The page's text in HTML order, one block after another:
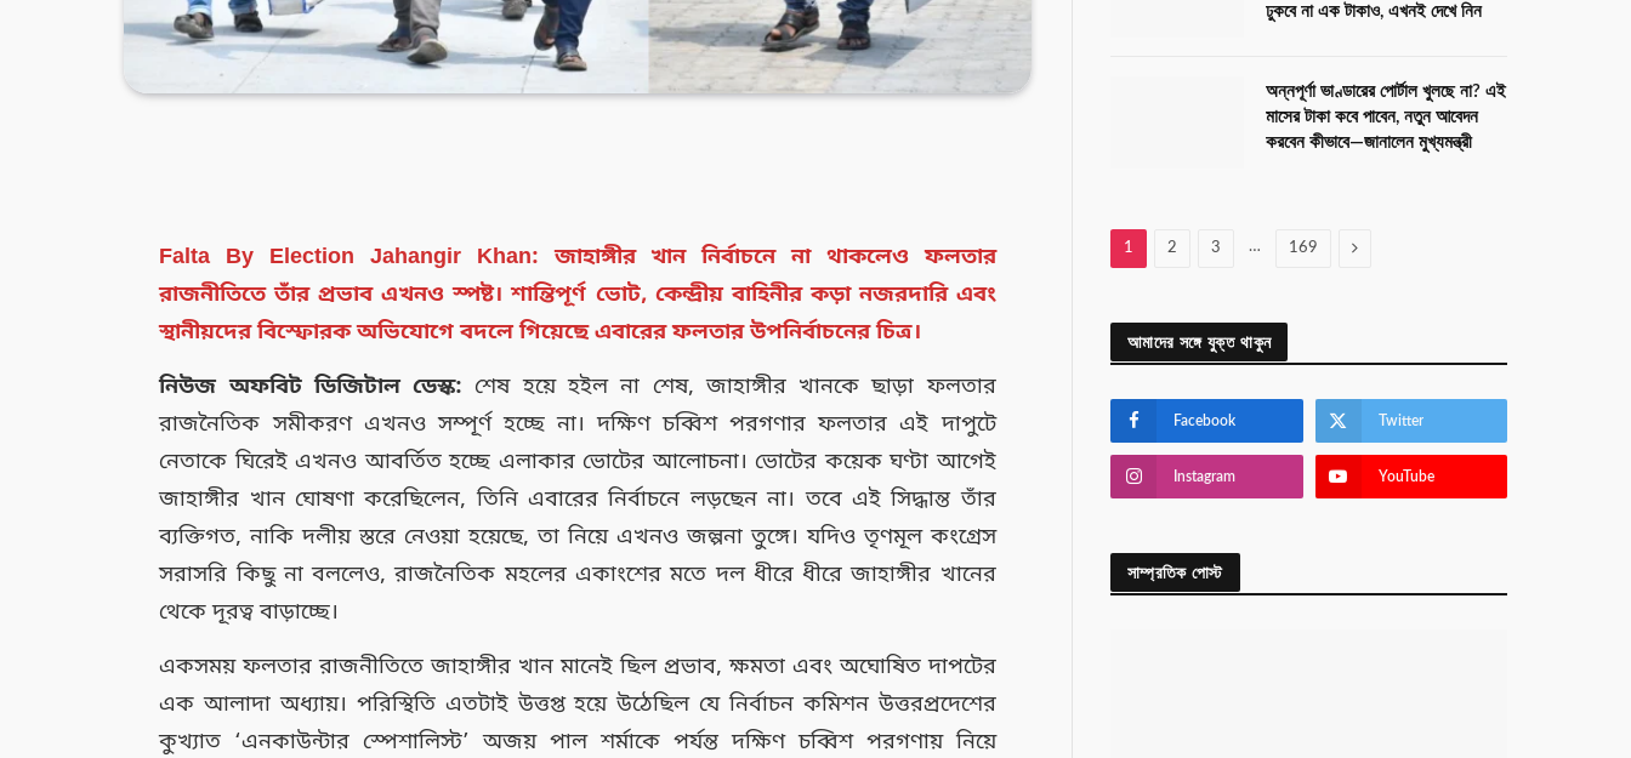
Falta By Election Jahangir Khan: জাহাঙ্গীর খান নির্বাচনে না থাকলেও ফলতার
রাজনীতিতে তাঁর প্রভাব এখনও স্পষ্ট। শান্তিপূর্ণ ভোট, কেন্দ্রীয় বাহিনীর কড়া নজরদারি এবং
স্থানীয়দের বিস্ফোরক অভিযোগে বদলে গিয়েছে এবারের ফলতার উপনির্বাচনের চিত্র।
নিউজ অফবিট ডিজিটাল ডেস্ক: শেষ হয়ে হইল না শেষ, জাহাঙ্গীর খানকে ছাড়া ফলতার
রাজনৈতিক সমীকরণ এখনও সম্পূর্ণ হচ্ছে না। দক্ষিণ চব্বিশ পরগণার ফলতার এই দাপুটে
নেতাকে ঘিরেই এখনও আবর্তিত হচ্ছে এলাকার ভোটের আলোচনা। ভোটের কয়েক ঘণ্টা আগেই
জাহাঙ্গীর খান ঘোষণা করেছিলেন, তিনি এবারের নির্বাচনে লড়ছেন না। তবে এই সিদ্ধান্ত তাঁর
ব্যক্তিগত, নাকি দলীয় স্তরে নেওয়া হয়েছে, তা নিয়ে এখনও জল্পনা তুঙ্গে। যদিও তৃণমূল কংগ্রেস
সরাসরি কিছু না বললেও, রাজনৈতিক মহলের একাংশের মতে দল ধীরে ধীরে জাহাঙ্গীর খানের
থেকে দূরত্ব বাড়াচ্ছে।
একসময় ফলতার রাজনীতিতে জাহাঙ্গীর খান মানেই ছিল প্রভাব, ক্ষমতা এবং অঘোষিত দাপটের
এক আলাদা অধ্যায়। পরিস্থিতি এতটাই উত্তপ্ত হয়ে উঠেছিল যে নির্বাচন কমিশন উত্তরপ্রদেশের
কুখ্যাত ‘এনকাউন্টার স্পেশালিস্ট’ অজয় পাল শর্মাকে পর্যন্ত দক্ষিণ চব্বিশ পরগণায় নিয়ে
ঢুকবে না এক টাকাও, এখনই দেখে নিন
অন্নপূর্ণা ভাণ্ডারের পোর্টাল খুলছে না? এই
মাসের টাকা কবে পাবেন, নতুন আবেদন
করবেন কীভাবে—জানালেন মুখ্যমন্ত্রী
1 2 3 … 169 Next
আমাদের সঙ্গে যুক্ত থাকুন
Facebook Twitter
Instagram YouTube
সাম্প্রতিক পোস্ট